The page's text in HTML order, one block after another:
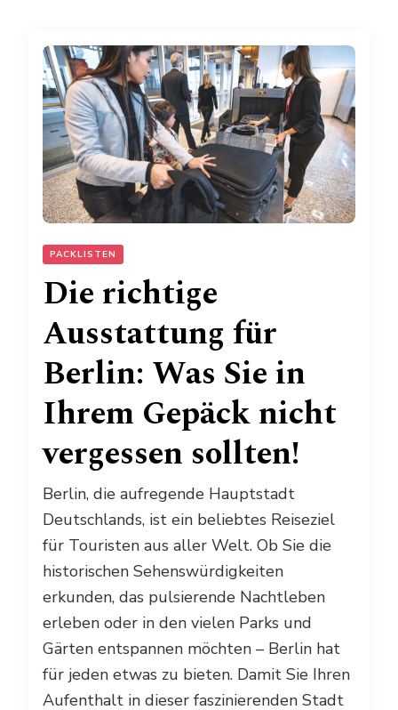
PACKLISTEN
Die richtige
Ausstattung für
Berlin: Was Sie in
Ihrem Gepäck nicht
vergessen sollten!
Berlin, die aufregende Hauptstadt
Deutschlands, ist ein beliebtes Reiseziel
für Touristen aus aller Welt. Ob Sie die
historischen Sehenswürdigkeiten
erkunden, das pulsierende Nachtleben
erleben oder in den vielen Parks und
Gärten entspannen möchten – Berlin hat
für jeden etwas zu bieten. Damit Sie Ihren
Aufenthalt in dieser faszinierenden Stadt